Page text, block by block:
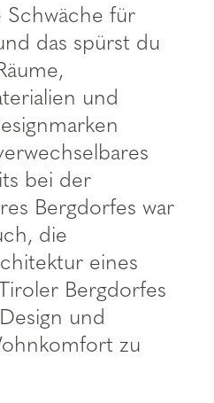
Schwäche für
das spürst du
und
bei der
Bergdorfes war
die
eines
Bergdorfes
und
zu